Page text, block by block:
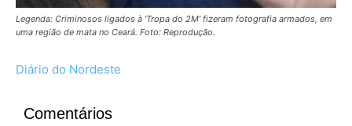
Legenda: Criminosos ligados à ‘Tropa do 2M’ fizeram fotografia armados, em
uma região de mata no Ceará. Foto: Reprodução.
Diário do Nordeste
Comentários